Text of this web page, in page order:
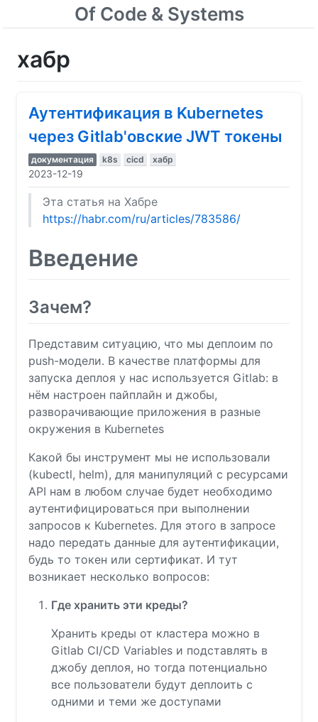
Of Code & Systems
хабр
Аутентификация в Kubernetes
через Gitlab'овские JWT токены
документация k8s cicd хабр
2023-12-19
Эта статья на Хабре
https://habr.com/ru/articles/783586/
Введение
Зачем?
Представим ситуацию, что мы деплоим по
push-модели. В качестве платформы для
запуска деплоя у нас используется Gitlab: в
нём настроен пайплайн и джобы,
разворачивающие приложения в разные
окружения в Kubernetes
Какой бы инструмент мы не использовали
(kubectl, helm), для манипуляций с ресурсами
API нам в любом случае будет необходимо
аутентифицироваться при выполнении
запросов к Kubernetes. Для этого в запросе
надо передать данные для аутентификации,
будь то токен или сертификат. И тут
возникает несколько вопросов:
Где хранить эти креды?
Хранить креды от кластера можно в
Gitlab CI/CD Variables и подставлять в
джобу деплоя, но тогда потенциально
все пользователи будут деплоить с
одними и теми же доступами